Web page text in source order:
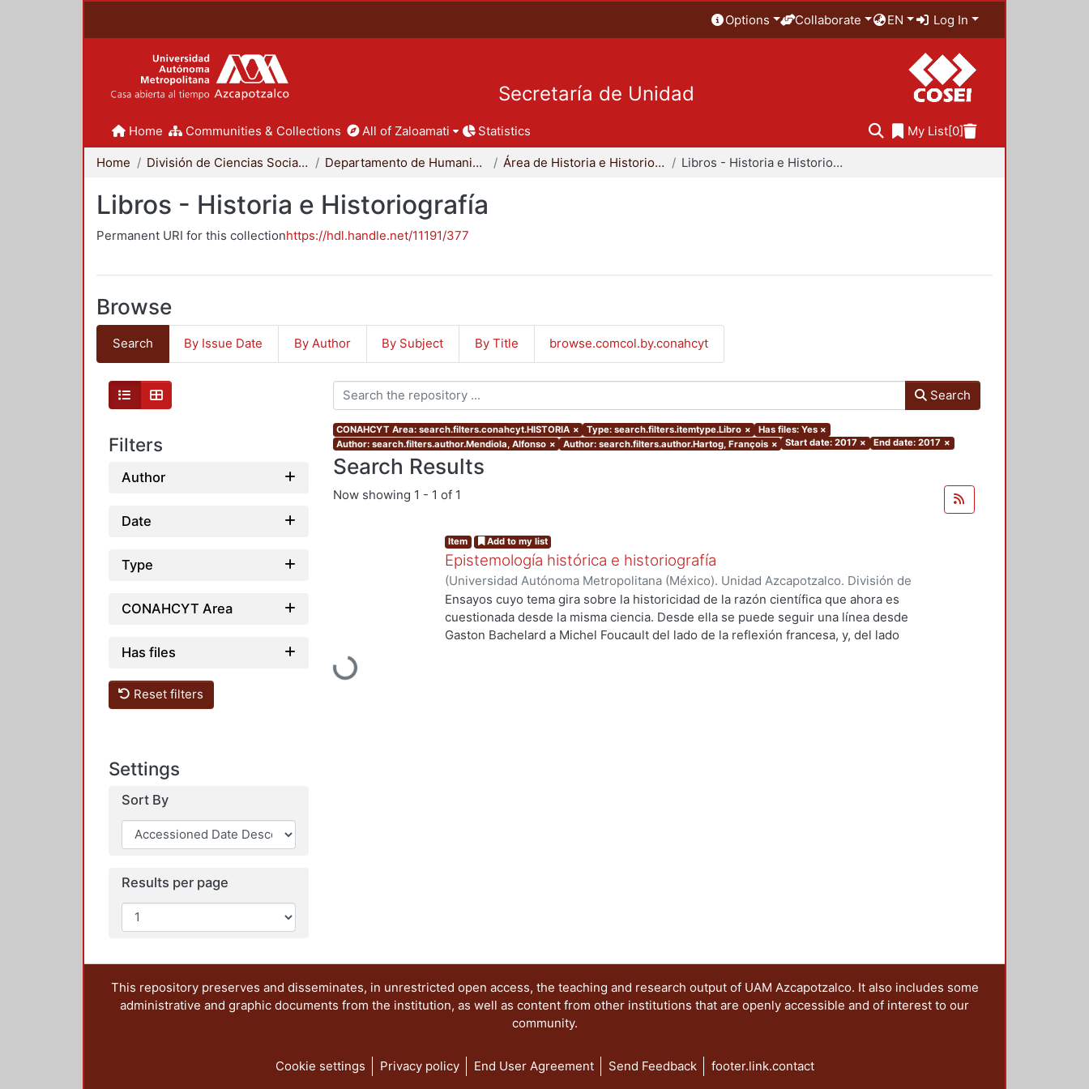
Options Collaborate EN Log In
Secretaría de Unidad
Home Communities & Collections All of Zaloamati Statistics My List[0]
Home División de Ciencias Sociales y Humanidades Departamento de Humanidades Área de Historia e Historiografía Libros - Historia e Historiografía
Libros - Historia e Historiografía
Permanent URI for this collectionhttps://hdl.handle.net/11191/377
Browse
Search By Issue Date By Author By Subject By Title browse.comcol.by.conahcyt
Filters
Author
Date
Type
CONAHCYT Area
Has files
Reset filters
Settings
Sort By
Results per page
Search
CONAHCYT Area: search.filters.conahcyt.HISTORIA × Type: search.filters.itemtype.Libro × Has files: Yes ×
Author: search.filters.author.Mendiola, Alfonso × Author: search.filters.author.Hartog, François × Start date: 2017 × End date: 2017 ×
Search Results
Now showing 1 - 1 of 1
Loading...
Item Add to my list
Epistemología histórica e historiografía
(Universidad Autónoma Metropolitana (México). Unidad Azcapotzalco. División de
Ciencias Sociales y Humanidades.,2017)Hartog, François;Villacañas Berlanga,
José Luis;Yébenes Escardó, Zenia;Mendiola, Alfonso;Durán R. A., Norma;
Betancourt Martínez, Fernando;Fragio, Alberto ;Schaub, Jean-Frédéric ;Romano,
Ensayos cuyo tema gira sobre la historicidad de la razón científica que ahora es
cuestionada desde la misma ciencia. Desde ella se puede seguir una línea desde
Gaston Bachelard a Michel Foucault del lado de la reflexión francesa, y, del lado
This repository preserves and disseminates, in unrestricted open access, the teaching and research output of UAM Azcapotzalco. It also includes some
administrative and graphic documents from the institution, as well as content from other institutions that are openly accessible and of interest to our
community.
Cookie settings Privacy policy End User Agreement Send Feedback footer.link.contact